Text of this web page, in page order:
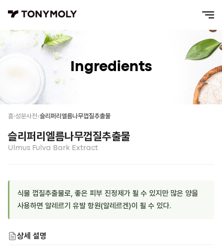
Ingredients
홈 성분사전 슬리퍼리엘름나무껍질추출물
슬리퍼리엘름나무껍질추출물
Ulmus Fulva Bark Extract
식물 껍질추출물로, 좋은 피부 진정제가 될 수 있지만 많은 양을
사용하면 알레르기 유발 항원(알레르겐)이 될 수 있다.
상세 설명